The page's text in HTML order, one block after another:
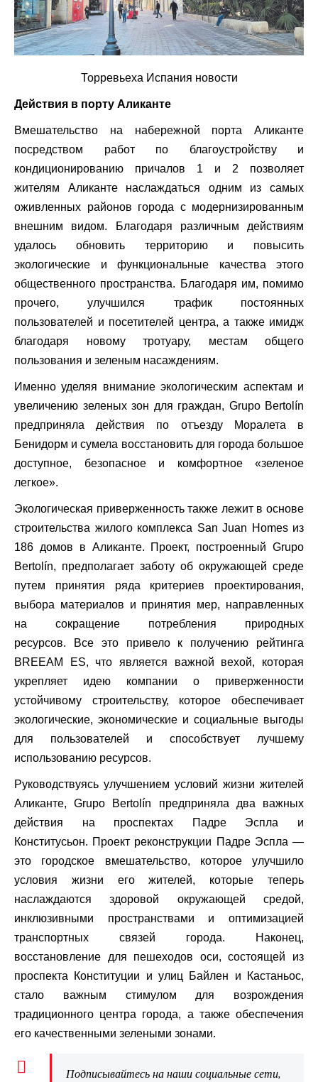
Торревьеха Испания новости
Действия в порту Аликанте
Вмешательство на набережной порта Аликанте
посредством работ по благоустройству и
кондиционированию причалов 1 и 2 позволяет
жителям Аликанте наслаждаться одним из самых
оживленных районов города с модернизированным
внешним видом. Благодаря различным действиям
удалось обновить территорию и повысить
экологические и функциональные качества этого
общественного пространства. Благодаря им, помимо
прочего, улучшился трафик постоянных
пользователей и посетителей центра, а также имидж
благодаря новому тротуару, местам общего
пользования и зеленым насаждениям.
Именно уделяя внимание экологическим аспектам и
увеличению зеленых зон для граждан, Grupo Bertolín
предприняла действия по отъезду Моралета в
Бенидорм и сумела восстановить для города большое
доступное, безопасное и комфортное «зеленое
легкое».
Экологическая приверженность также лежит в основе
строительства жилого комплекса San Juan Homes из
186 домов в Аликанте. Проект, построенный Grupo
Bertolín, предполагает заботу об окружающей среде
путем принятия ряда критериев проектирования,
выбора материалов и принятия мер, направленных
на сокращение потребления природных
ресурсов. Все это привело к получению рейтинга
BREEAM ES, что является важной вехой, которая
укрепляет идею компании о приверженности
устойчивому строительству, которое обеспечивает
экологические, экономические и социальные выгоды
для пользователей и способствует лучшему
использованию ресурсов.
Руководствуясь улучшением условий жизни жителей
Аликанте, Grupo Bertolín предприняла два важных
действия на проспектах Падре Эспла и
Конститусьон. Проект реконструкции Падре Эспла —
это городское вмешательство, которое улучшило
условия жизни его жителей, которые теперь
наслаждаются здоровой окружающей средой,
инклюзивными пространствами и оптимизацией
транспортных связей города. Наконец,
восстановление для пешеходов оси, состоящей из
проспекта Конституции и улиц Байлен и Кастаньос,
стало важным стимулом для возрождения
традиционного центра города, а также обеспечения
его качественными зелеными зонами.
Подписывайтесь на наши социальные сети,